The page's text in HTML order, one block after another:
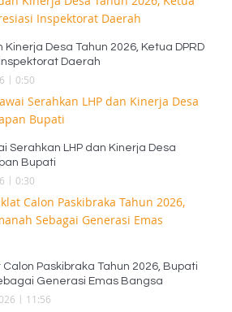
Kinerja Desa Tahun 2026, Ketua DPRD
Daerah
| 0:50
Serahkan LHP dan Kinerja Desa
Bupati
| 0:30
Calon Paskibraka Tahun 2026, Bupati
Generasi Emas Bangsa
| 11:56